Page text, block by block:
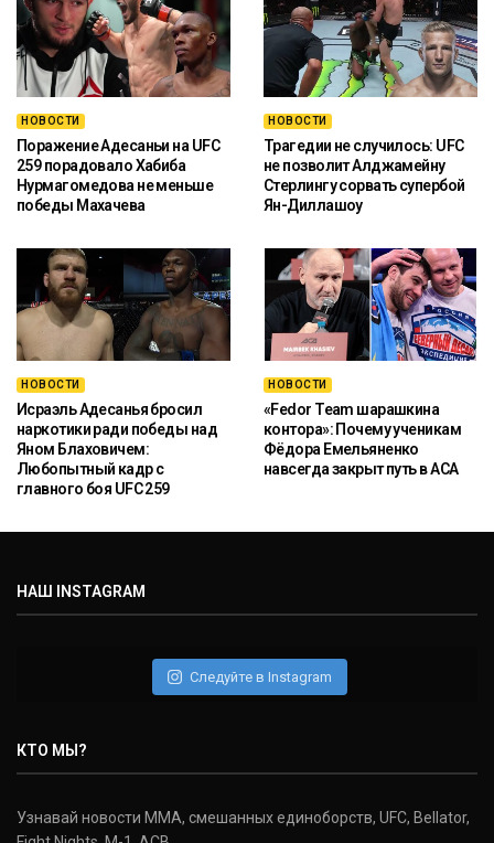
НОВОСТИ
Поражение Адесаньи на UFC
259 порадовало Хабиба
Нурмагомедова не меньше
победы Махачева
НОВОСТИ
Трагедии не случилось: UFC
не позволит Алджамейну
Стерлингу сорвать супербой
Ян-Диллашоу
НОВОСТИ
Исраэль Адесанья бросил
наркотики ради победы над
Яном Блаховичем:
Любопытный кадр с
главного боя UFC 259
НОВОСТИ
«Fedor Team шарашкина
контора»: Почему ученикам
Фёдора Емельяненко
навсегда закрыт путь в ACA
НАШ INSTAGRAM
Следуйте в Instagram
КТО МЫ?
Узнавай новости ММА, смешанных единоборств, UFC, Bellator,